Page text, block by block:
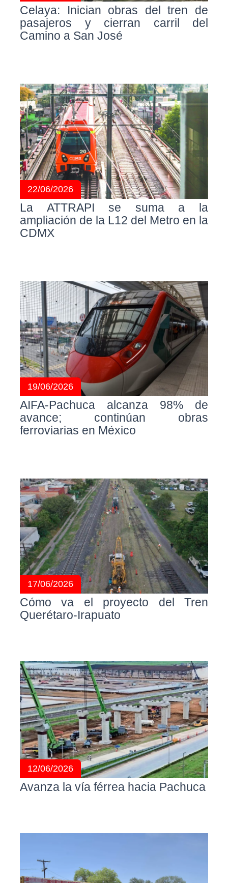
Celaya: Inician obras del tren de
pasajeros y cierran carril del
Camino a San José
22/06/2026
La ATTRAPI se suma a la
ampliación de la L12 del Metro en la
CDMX
19/06/2026
AIFA-Pachuca alcanza 98% de
avance; continúan obras
ferroviarias en México
17/06/2026
Cómo va el proyecto del Tren
Querétaro-Irapuato
12/06/2026
Avanza la vía férrea hacia Pachuca